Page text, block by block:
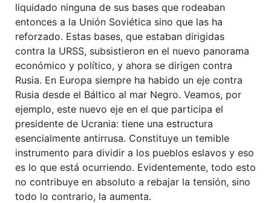
liquidado ninguna de sus bases que rodeaban
entonces a la Unión Soviética sino que las ha
reforzado. Estas bases, que estaban dirigidas
contra la URSS, subsistieron en el nuevo panorama
económico y político, y ahora se dirigen contra
Rusia. En Europa siempre ha habido un eje contra
Rusia desde el Báltico al mar Negro. Veamos, por
ejemplo, este nuevo eje en el que participa el
presidente de Ucrania: tiene una estructura
esencialmente antirrusa. Constituye un temible
instrumento para dividir a los pueblos eslavos y eso
es lo que está ocurriendo. Evidentemente, todo esto
no contribuye en absoluto a rebajar la tensión, sino
todo lo contrario, la aumenta.